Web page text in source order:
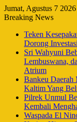
Jumat, Agustus 7 2026
Breaking News
Teken
Dorong
Sri Wahyuni
Lembuswana,
Atrium
Bankeu Daerah
Kaltim Yang
Pilrek Unmul
Kembali
Waspada El